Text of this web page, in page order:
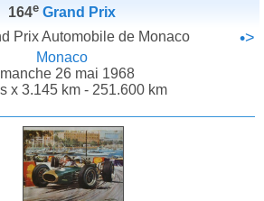
164e Grand Prix
Prix Automobile de Monaco •>
Monaco
26 mai 1968
x 3.145 km - 251.600 km